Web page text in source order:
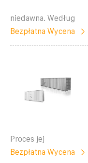
niedawna. Według
Bezpłatna Wycena
Proces jej
Bezpłatna Wycena